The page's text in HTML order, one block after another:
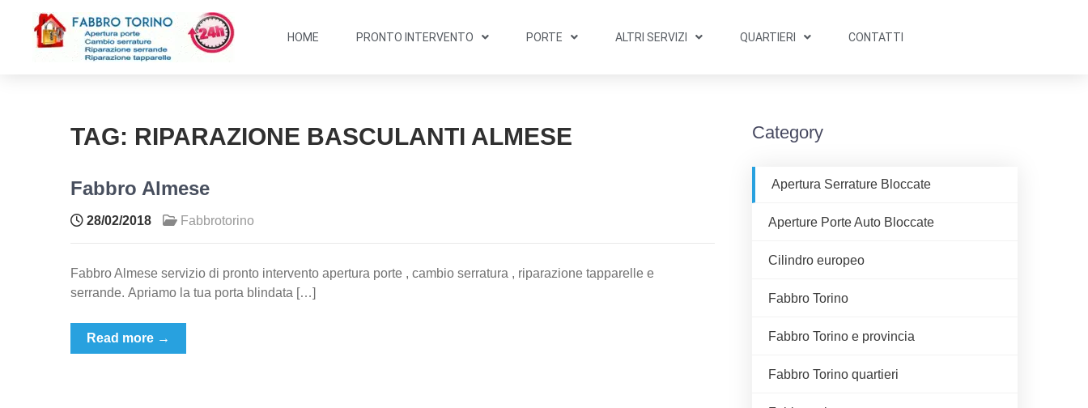
HOME PRONTO INTERVENTO PORTE ALTRI SERVIZI QUARTIERI CONTATTI
TAG: RIPARAZIONE BASCULANTI ALMESE
Fabbro Almese
28/02/2018 Fabbrotorino
Fabbro Almese servizio di pronto intervento apertura porte , cambio serratura , riparazione tapparelle e
serrande. Apriamo la tua porta blindata […]
Read more →
Category
Apertura Serrature Bloccate
Aperture Porte Auto Bloccate
Cilindro europeo
Fabbro Torino
Fabbro Torino e provincia
Fabbro Torino quartieri